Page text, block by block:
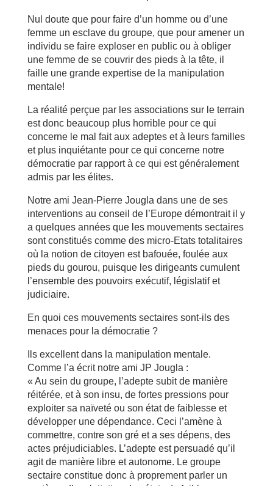
Nul doute que pour faire d’un homme ou d’une
femme un esclave du groupe, que pour amener un
individu se faire exploser en public ou à obliger
une femme de se couvrir des pieds à la tête, il
faille une grande expertise de la manipulation
mentale!
La réalité perçue par les associations sur le terrain
est donc beaucoup plus horrible pour ce qui
concerne le mal fait aux adeptes et à leurs familles
et plus inquiétante pour ce qui concerne notre
démocratie par rapport à ce qui est généralement
admis par les élites.
Notre ami Jean-Pierre Jougla dans une de ses
interventions au conseil de l’Europe démontrait il y
a quelques années que les mouvements sectaires
sont constitués comme des micro-Etats totalitaires
où la notion de citoyen est bafouée, foulée aux
pieds du gourou, puisque les dirigeants cumulent
l’ensemble des pouvoirs exécutif, législatif et
judiciaire.
En quoi ces mouvements sectaires sont-ils des
menaces pour la démocratie ?
Ils excellent dans la manipulation mentale.
Comme l’a écrit notre ami JP Jougla :
« Au sein du groupe, l’adepte subit de manière
réitérée, et à son insu, de fortes pressions pour
exploiter sa naïveté ou son état de faiblesse et
développer une dépendance. Ceci l’amène à
commettre, contre son gré et a ses dépens, des
actes préjudiciables. L’adepte est persuadé qu’il
agit de manière libre et autonome. Le groupe
sectaire constitue donc à proprement parler un